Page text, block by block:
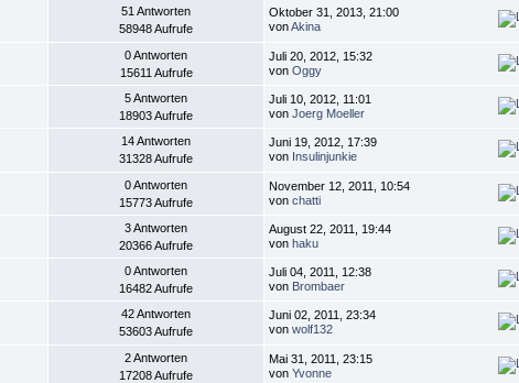
51 Antworten
58948 Aufrufe
Oktober 31, 2013, 21:00
vonAkina
0 Antworten
15611 Aufrufe
Juli 20, 2012, 15:32
von Oggy
5 Antworten
18903 Aufrufe
Juli 10, 2012, 11:01
von Joerg Moeller
14 Antworten
31328 Aufrufe
Juni 19, 2012, 17:39
von Insulinjunkie
0 Antworten
15773 Aufrufe
November 12, 2011, 10:54
von chatti
3 Antworten
20366 Aufrufe
August 22, 2011, 19:44
von haku
0 Antworten
16482 Aufrufe
Juli 04, 2011, 12:38
von Brombaer
42 Antworten
53603 Aufrufe
Juni 02, 2011, 23:34
von wolf132
2 Antworten
17208 Aufrufe
Mai 31, 2011, 23:15
von Yvonne